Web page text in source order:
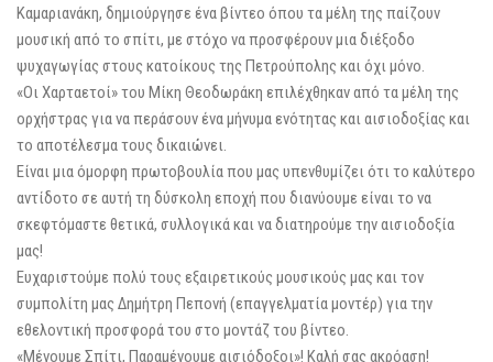
Καμαριανάκη, δημιούργησε ένα βίντεο όπου τα μέλη της παίζουν
μουσική από το σπίτι, με στόχο να προσφέρουν μια διέξοδο
ψυχαγωγίας στους κατοίκους της Πετρούπολης και όχι μόνο.
«Οι Χαρταετοί» του Μίκη Θεοδωράκη επιλέχθηκαν από τα μέλη της
ορχήστρας για να περάσουν ένα μήνυμα ενότητας και αισιοδοξίας και
το αποτέλεσμα τους δικαιώνει.
Είναι μια όμορφη πρωτοβουλία που μας υπενθυμίζει ότι το καλύτερο
αντίδοτο σε αυτή τη δύσκολη εποχή που διανύουμε είναι το να
σκεφτόμαστε θετικά, συλλογικά και να διατηρούμε την αισιοδοξία
μας!
Ευχαριστούμε πολύ τους εξαιρετικούς μουσικούς μας και τον
συμπολίτη μας Δημήτρη Πεπονή (επαγγελματία μοντέρ) για την
εθελοντική προσφορά του στο μοντάζ του βίντεο.
«Μένουμε Σπίτι, Παραμένουμε αισιόδοξοι»! Καλή σας ακρόαση!